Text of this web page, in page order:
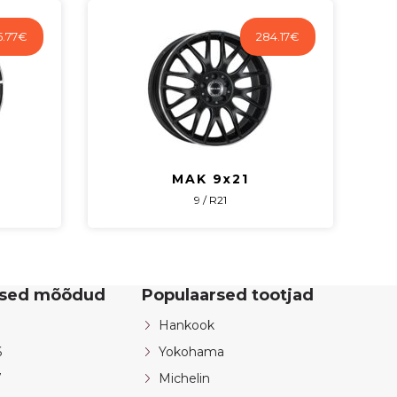
€ 284.17€
MAK 9x21
9 / R21
mõõdud Populaarsed tootjad
Hankook
Yokohama
Michelin